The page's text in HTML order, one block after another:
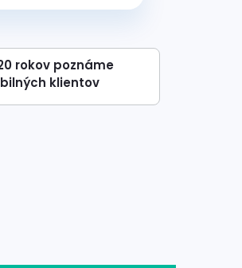
rokov poznáme
klientov